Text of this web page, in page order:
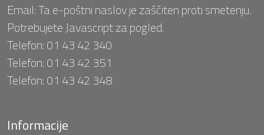
Email:Ta e-poštni naslov je zaščiten proti smetenju.
Potrebujete Javascript za pogled.
Telefon:01 43 42 340
Telefon:01 43 42 351
Telefon:01 43 42 348
Informacije